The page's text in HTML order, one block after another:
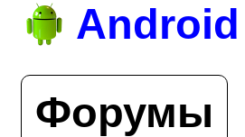
Android
Форумы